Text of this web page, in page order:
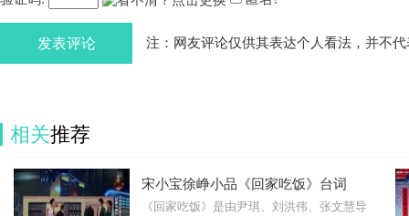
发表评论 注：网友评论仅供其表达个人看法，并不
相关推荐
宋小宝徐峥小品《回家吃饭》台词
《回家吃饭》是由尹琪、刘洪伟、张文慧导